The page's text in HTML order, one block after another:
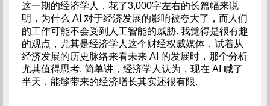
这一期的经济学人，花了3,000字左右的长篇幅来说
明，为什么 AI 对于经济发展的影响被夸大了，而人们
的工作可能不会受到人工智能的威胁. 我觉得是很有趣
的观点，尤其是经济学人这个财经权威媒体，试着从
经济发展的历史脉络来看未来 AI 的发展时，那个分析
尤其值得思考. 简单讲，经济学人认为，现在 AI 喊了
半天，能够带来的经济增长其实还很有限.